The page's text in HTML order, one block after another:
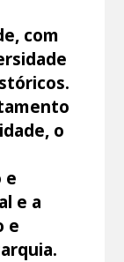
com
o
e
e a
e